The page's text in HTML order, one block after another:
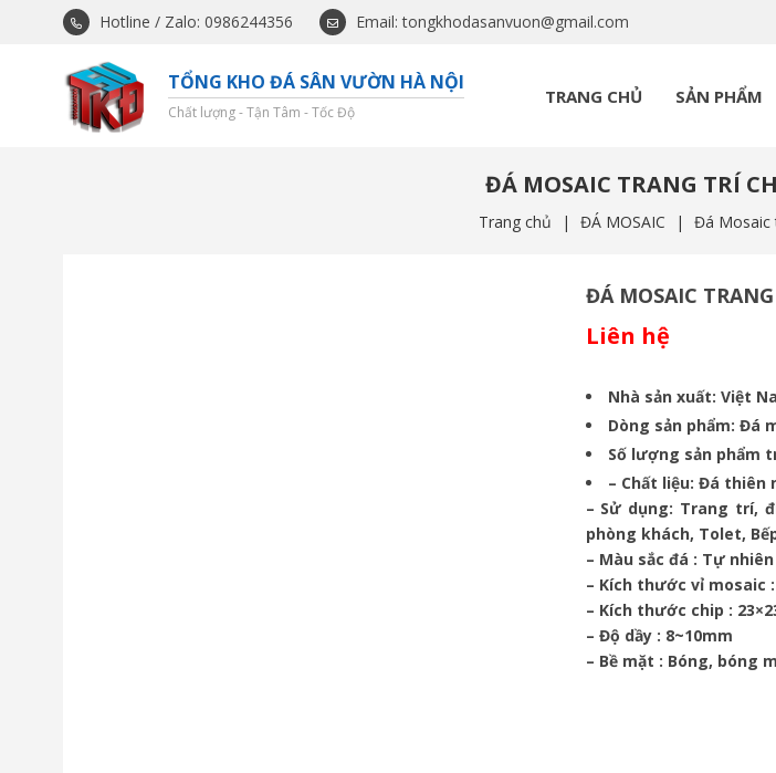
Hotline / Zalo: 0986244356 Email: tongkhodasanvuon@gmail.com
TỔNG KHO ĐÁ SÂN VƯỜN HÀ NỘI
Chất lượng - Tận Tâm - Tốc Độ
TRANG CHỦ SẢN PHẨM
ĐÁ MOSAIC TRANG TRÍ
Trang chủ | ĐÁ MOSAIC | Đá Mosaic
ĐÁ MOSAIC
Liên hệ
Nhà sản xuất: Việt
Dòng sản phẩm: Đá
Số lượng sản phẩm
– Chất liệu: Đá thiên
– Sử dụng: Trang trí,
phòng khách, Tolet,
– Màu sắc đá : Tự nhiên
– Kích thước vỉ mosaic :
– Kích thước chip :
– Độ dầy : 8~10mm
– Bề mặt : Bóng, bóng